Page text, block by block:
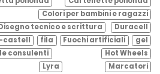
Colori per bambini e ragazzi
tecnico e scrittura
Duracell
castell fila Fuochi artificiali
gel
consulenti
Hot Wheels
Lyra
Marcatori